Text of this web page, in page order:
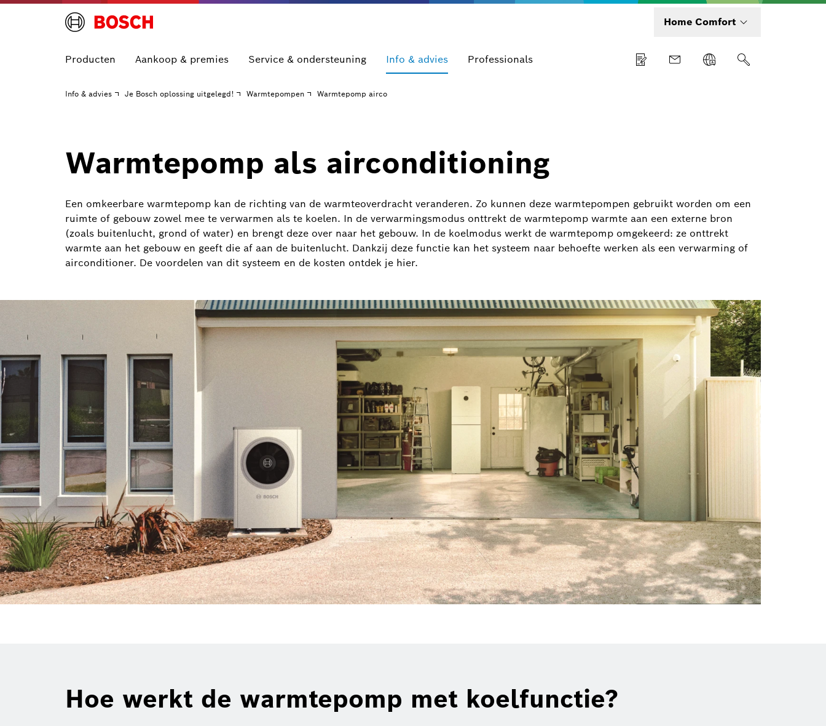
Home Comfort
Producten Aankoop & premies Service & ondersteuning Info & advies Professionals
Info & advies Je Bosch oplossing uitgelegd! Warmtepompen Warmtepomp airco
Warmtepomp als airconditioning
Een omkeerbare warmtepomp kan de richting van de warmteoverdracht veranderen. Zo kunnen deze warmtepompen gebruikt worden om een
ruimte of gebouw zowel mee te verwarmen als te koelen. In de verwarmingsmodus onttrekt de warmtepomp warmte aan een externe bron
(zoals buitenlucht, grond of water) en brengt deze over naar het gebouw. In de koelmodus werkt de warmtepomp omgekeerd: ze onttrekt
warmte aan het gebouw en geeft die af aan de buitenlucht. Dankzij deze functie kan het systeem naar behoefte werken als een verwarming of
airconditioner. De voordelen van dit systeem en de kosten ontdek je hier.
Hoe werkt de warmtepomp met koelfunctie?